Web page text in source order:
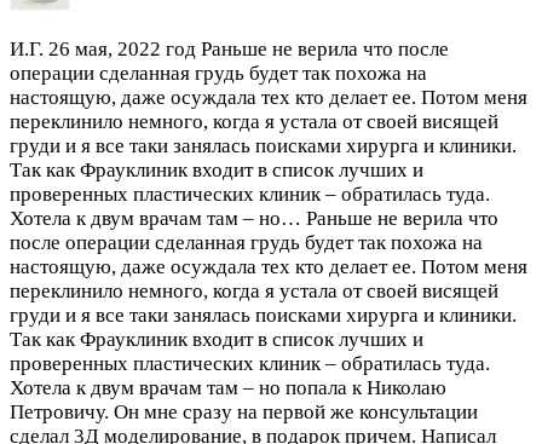
И.Г. 26 мая, 2022 год Раньше не верила что после
операции сделанная грудь будет так похожа на
настоящую, даже осуждала тех кто делает ее. Потом меня
переклинило немного, когда я устала от своей висящей
груди и я все таки занялась поисками хирурга и клиники.
Так как Фрауклиник входит в список лучших и
проверенных пластических клиник – обратилась туда.
Хотела к двум врачам там – но… Раньше не верила что
после операции сделанная грудь будет так похожа на
настоящую, даже осуждала тех кто делает ее. Потом меня
переклинило немного, когда я устала от своей висящей
груди и я все таки занялась поисками хирурга и клиники.
Так как Фрауклиник входит в список лучших и
проверенных пластических клиник – обратилась туда.
Хотела к двум врачам там – но попала к Николаю
Петровичу. Он мне сразу на первой же консультации
сделал 3Д моделирование, в подарок причем. Написал